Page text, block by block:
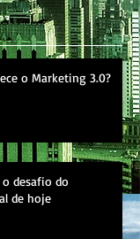
o Marketing 3.0?
desafio do
de hoje